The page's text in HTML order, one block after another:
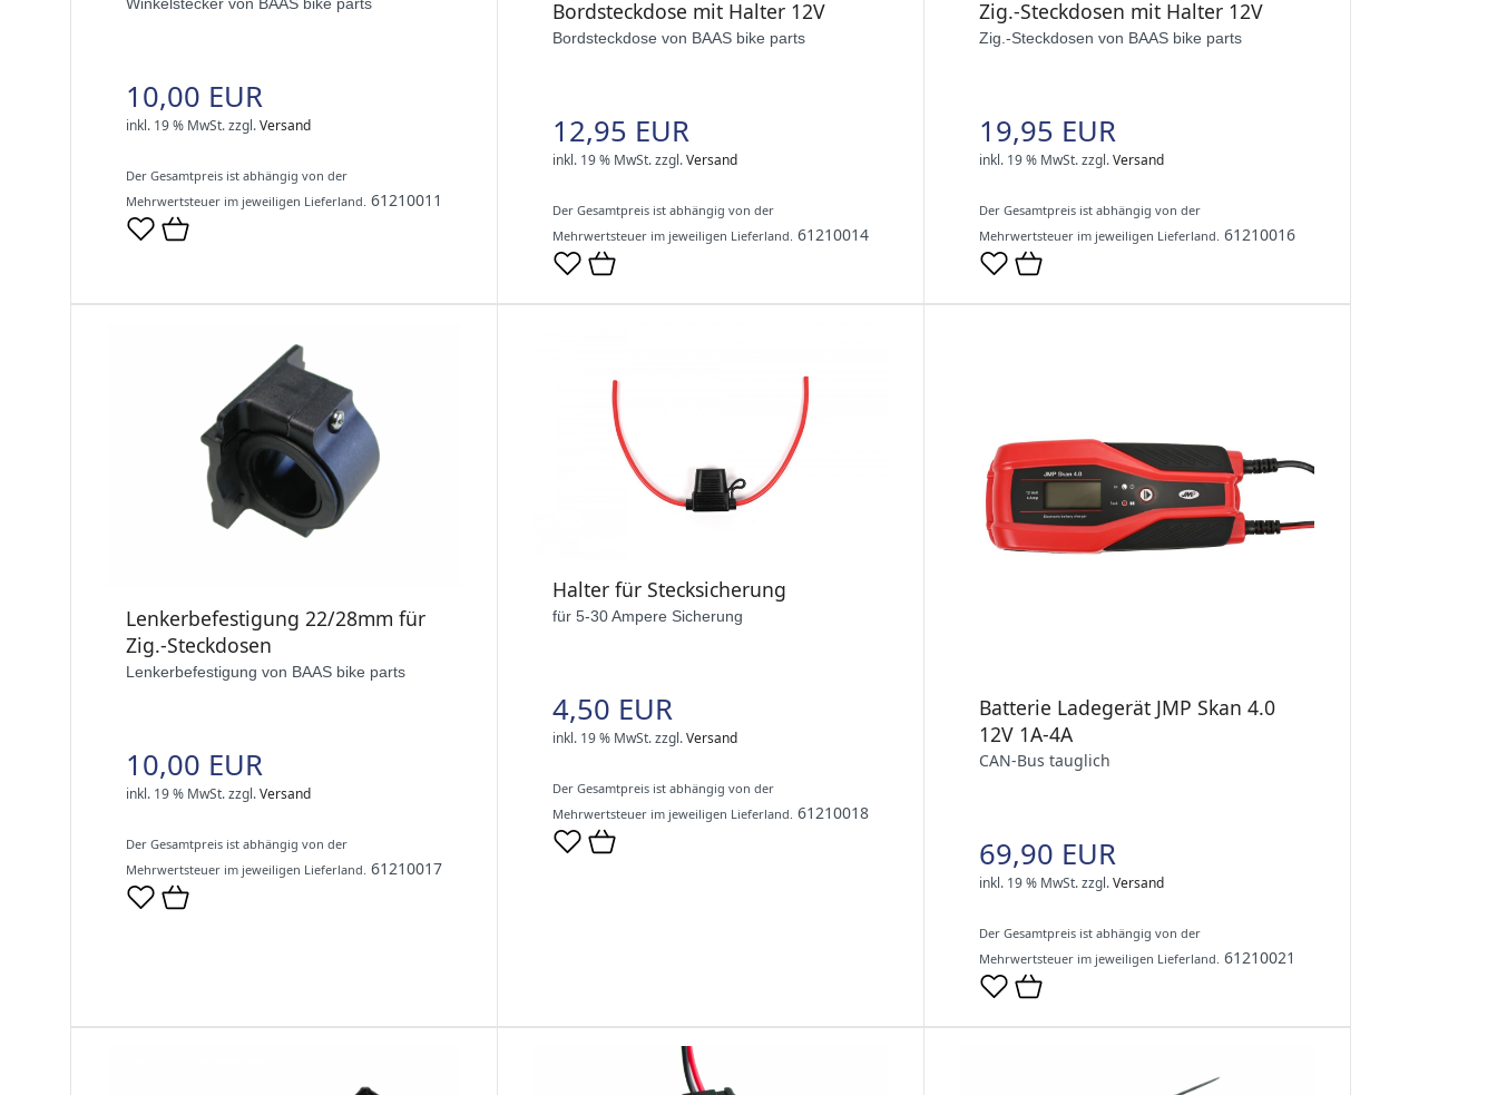
Winkelstecker von BAAS bike parts
10,00 EUR
inkl. 19 % MwSt.zzgl.Versand
Der Gesamtpreis ist abhängig von der
Mehrwertsteuer im jeweiligen Lieferland. 61210011
Bordsteckdose mit Halter 12V
Bordsteckdose von BAAS bike parts
12,95 EUR
inkl. 19 % MwSt.zzgl.Versand
Der Gesamtpreis ist abhängig von der
Mehrwertsteuer im jeweiligen Lieferland. 61210014
Zig.-Steckdosen mit Halter 12V
Zig.-Steckdosen von BAAS bike parts
19,95 EUR
inkl. 19 % MwSt.zzgl.Versand
Der Gesamtpreis ist abhängig von der
Mehrwertsteuer im jeweiligen Lieferland. 61210016
Lenkerbefestigung 22/28mm für
Zig.-Steckdosen
Lenkerbefestigung von BAAS bike parts
10,00 EUR
inkl. 19 % MwSt.zzgl.Versand
Der Gesamtpreis ist abhängig von der
Mehrwertsteuer im jeweiligen Lieferland. 61210017
Halter für Stecksicherung
für 5-30 Ampere Sicherung
4,50 EUR
inkl. 19 % MwSt.zzgl.Versand
Der Gesamtpreis ist abhängig von der
Mehrwertsteuer im jeweiligen Lieferland. 61210018
Batterie Ladegerät JMP Skan 4.0
12V 1A-4A
CAN-Bus tauglich
69,90 EUR
inkl. 19 % MwSt.zzgl.Versand
Der Gesamtpreis ist abhängig von der
Mehrwertsteuer im jeweiligen Lieferland. 61210021